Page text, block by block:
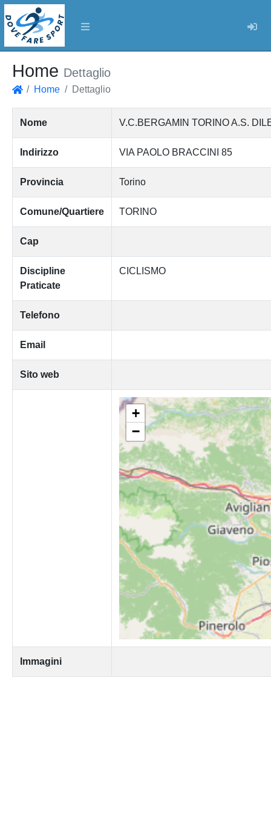
Home Dettaglio
Home Dettaglio
Nome V.C.BERGAMIN TORINO A.S.
Indirizzo VIA PAOLO BRACCINI 85
Provincia Torino
Comune/Quartiere TORINO
Cap
Discipline
Praticate
CICLISMO
Telefono
Email
Sito web
+
−
Immagini